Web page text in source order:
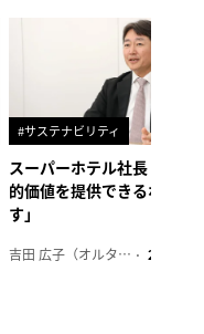
#サステナビリティ
スーパーホテル社長「地域
的価値を提供できるホテル
す」
吉田 広子（オルタナ輪番編集長） 2026年6